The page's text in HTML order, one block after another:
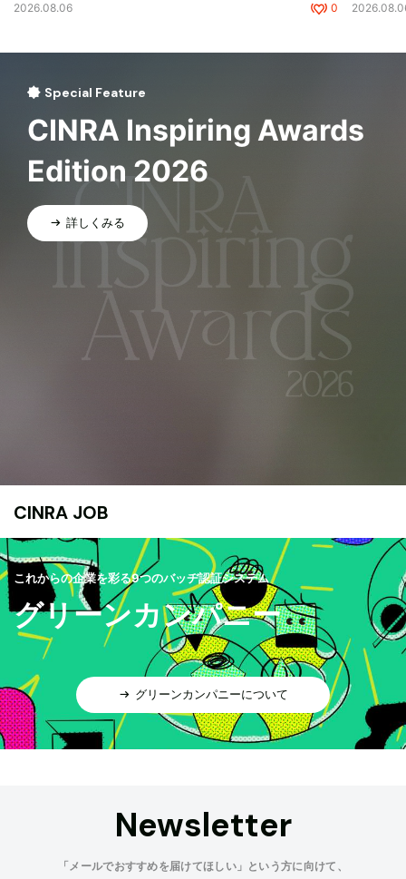
2026.08.06 0
Special Feature
CINRA Inspiring Awards
Edition 2026
詳しくみる
CINRA JOB
これからの企業を彩る9つのバッヂ認証システム
グリーンカンパニー
グリーンカンパニーについて
Newsletter
「メールでおすすめを届けてほしい」という方に向けて、